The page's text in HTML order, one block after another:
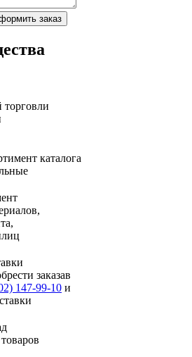
заказ
торговли
каталога
заказав
147-99-10 и